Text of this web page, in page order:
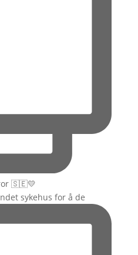
sykehus for å de